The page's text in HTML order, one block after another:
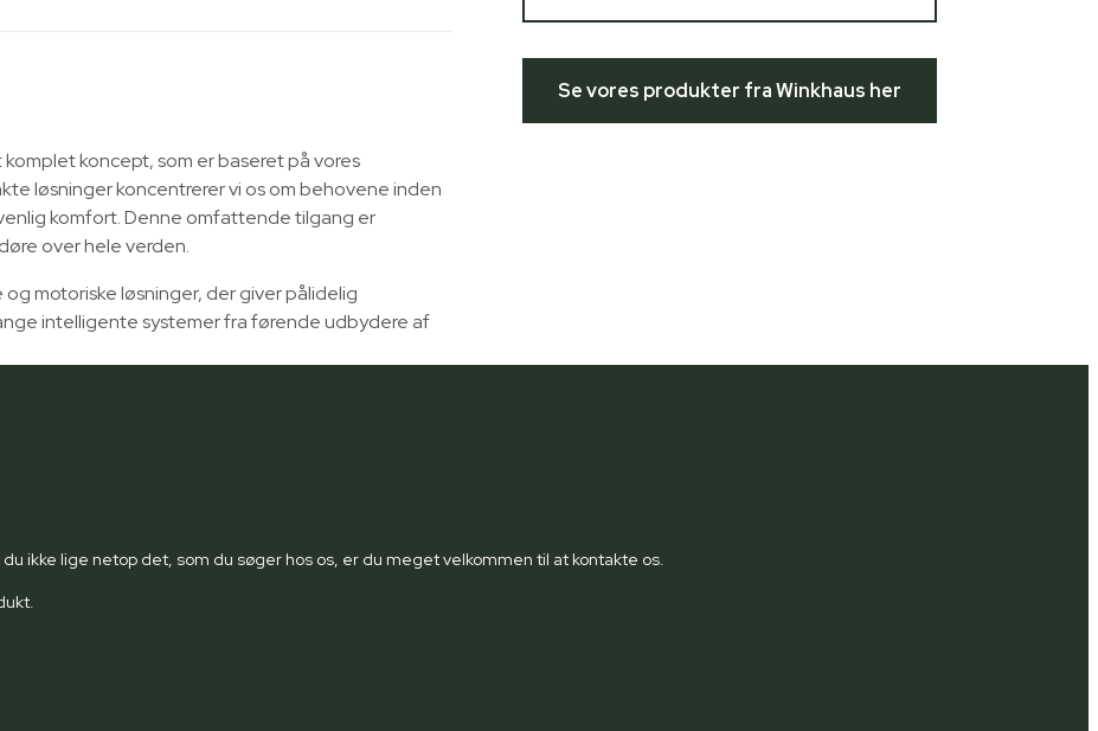
koncept, som er baseret på vores
løsninger koncentrerer vi os om behovene inden
komfort. Denne omfattende tilgang er
over hele verden.
motoriske løsninger, der giver pålidelig
intelligente systemer fra førende udbydere af
Se vores produkter fra Winkhaus her
ikke lige netop det, som du søger hos os, er du meget velkommen til at kontakte os.